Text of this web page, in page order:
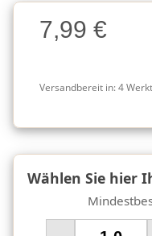
Charge
Charge7,99 €
Versandbereit in:4
Wählen Sie hier